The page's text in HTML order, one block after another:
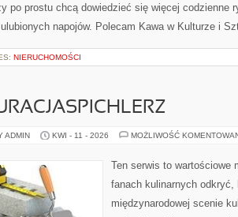
po prostu chcą dowiedzieć się więcej codzienne
napojów. Polecam Kawa w Kulturze i
NIERUCHOMOŚCI
ADMIN KWI - 11 - 2026 MOŻLIWOŚĆ
Ten serwis to wartościowe
fanach kulinarnych
międzynarodowej scenie